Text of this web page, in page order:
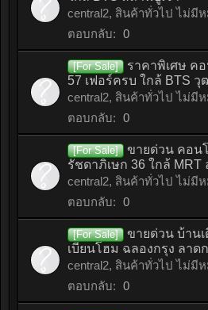
central2, สินค้าทั่วไป ไม่มี
ตอบกลับ: 0
[For Sale]
ราคาพิเศษ ค
57 เฟอร์ครบ ใกล้ BTS วุ
central2, สินค้าทั่วไป ไม่มี
ตอบกลับ: 0
[For Sale]
ขายด่วน คอน
รัชดาภิเษก 36 ใกล้ MRT
central2, สินค้าทั่วไป ไม่มี
ตอบกลับ: 0
[For Sale]
ขายด่วน บ้านเ
เบียนโฮม ฉลองกรุง ลาด
central2, สินค้าทั่วไป ไม่มี
ตอบกลับ: 0